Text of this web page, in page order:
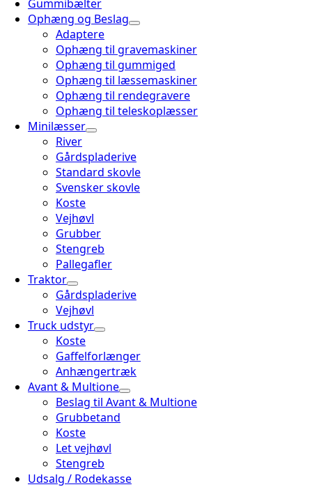
Gummibælter
Ophæng og Beslag
Adaptere
Ophæng til gravemaskiner
Ophæng til gummiged
Ophæng til læssemaskiner
Ophæng til rendegravere
Ophæng til teleskoplæsser
Minilæsser
River
Gårdspladerive
Standard skovle
Svensker skovle
Koste
Vejhøvl
Grubber
Stengreb
Pallegafler
Traktor
Gårdspladerive
Vejhøvl
Truck udstyr
Koste
Gaffelforlænger
Anhængertræk
Avant & Multione
Beslag til Avant & Multione
Grubbetand
Koste
Let vejhøvl
Stengreb
Udsalg / Rodekasse